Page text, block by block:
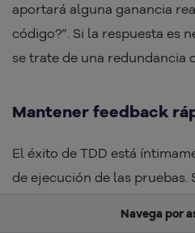
aportará alguna ganancia
código?”. Si la respuesta es
se trate de una redundancia
Mantener feedback
El éxito de TDD está
de ejecución de las pruebas.
terminan perdiendo
Navega por